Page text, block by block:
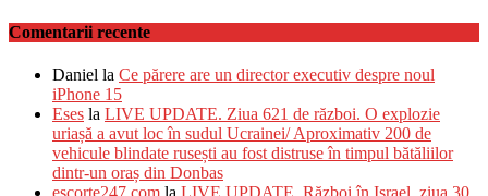
Comentarii recente
Daniel la Ce părere are un director executiv despre noul
iPhone 15
Eses la LIVE UPDATE. Ziua 621 de război. O explozie
uriașă a avut loc în sudul Ucrainei/ Aproximativ 200 de
vehicule blindate rusești au fost distruse în timpul bătăliilor
dintr-un oraș din Donbas
escorte247.com la LIVE UPDATE. Război în Israel, ziua 30.